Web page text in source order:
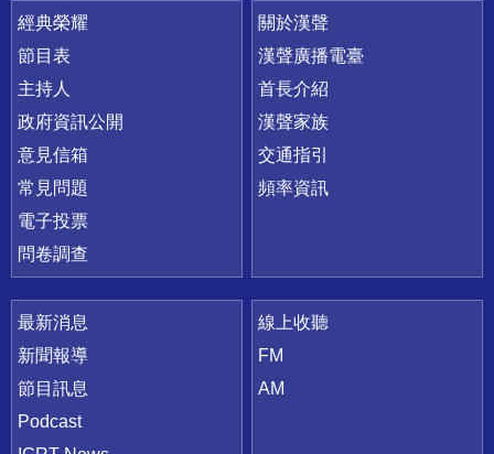
快速連結
經典榮耀
節目表
主持人
政府資訊公開
意見信箱
常見問題
電子投票
問卷調查
關於漢聲
漢聲廣播電臺
首長介紹
漢聲家族
交通指引
頻率資訊
最新消息
新聞報導
節目訊息
Podcast
線上收聽
FM
AM